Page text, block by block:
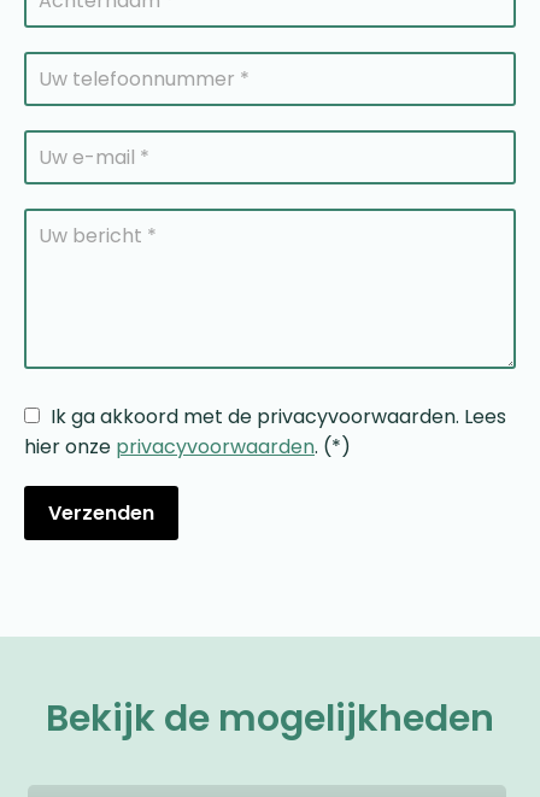
Ik ga akkoord met de privacyvoorwaarden. Lees
hier onze privacyvoorwaarden. (*)
Bekijk de mogelijkheden